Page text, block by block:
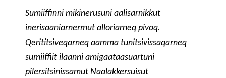
Sumiiffinni mikinerusuni aalisarnikkut
inerisaaniarnermut alloriarneq pivoq.
Qerititsiveqarneq aamma tunitsivissaqarneq
sumiiffiit ilaanni amigaataasuartuni
pilersitsinissamut Naalakkersuisut